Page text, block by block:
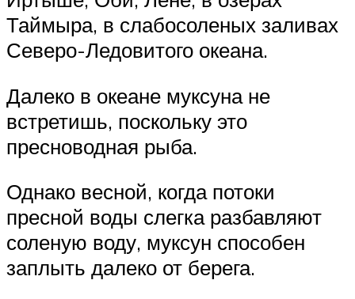
Таймыра, в слабосоленых заливах
Северо-Ледовитого океана.
Далеко в океане муксуна не
встретишь, поскольку это
пресноводная рыба.
Однако весной, когда потоки
пресной воды слегка разбавляют
соленую воду, муксун способен
заплыть далеко от берега.